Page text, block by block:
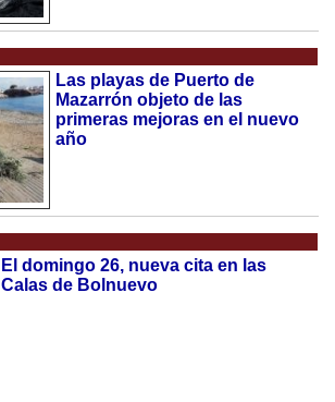
Las playas de Puerto de
Mazarrón objeto de las
primeras mejoras en el nuevo
año
El domingo 26, nueva cita en las
Calas de Bolnuevo